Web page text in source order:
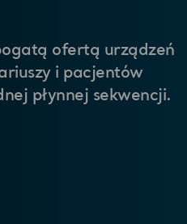
ofertą urządzeń
i pacjentów
płynnej sekwencji.